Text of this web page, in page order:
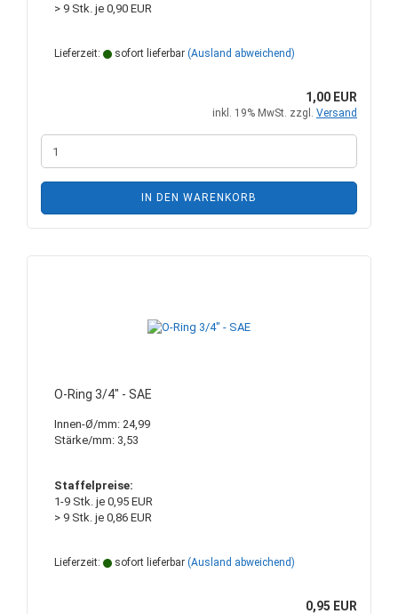
> 9 Stk. je 0,90 EUR
Lieferzeit: sofort lieferbar (Ausland abweichend)
1,00 EUR
inkl. 19% MwSt. zzgl. Versand
IN DEN WARENKORB
O-Ring 3/4" - SAE
Innen-Ø/mm: 24,99
Stärke/mm: 3,53
Staffelpreise:
1-9 Stk. je 0,95 EUR
> 9 Stk. je 0,86 EUR
Lieferzeit: sofort lieferbar (Ausland abweichend)
0,95 EUR